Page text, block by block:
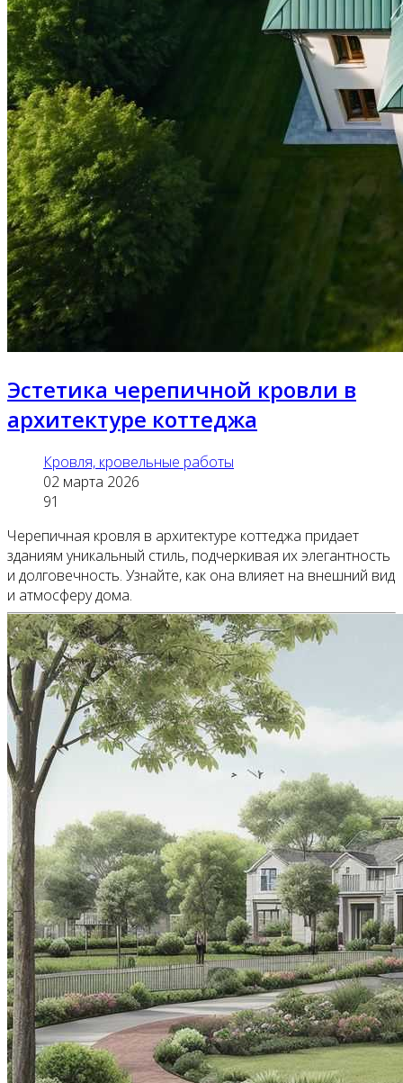
Эстетика черепичной кровли в
архитектуре коттеджа
Кровля, кровельные работы
02 марта 2026
91
Черепичная кровля в архитектуре коттеджа придает
зданиям уникальный стиль, подчеркивая их элегантность
и долговечность. Узнайте, как она влияет на внешний вид
и атмосферу дома.